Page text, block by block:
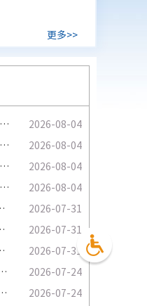
更多>>
2026-08-04
2026-08-04
2026-08-04
2026-08-04
2026-07-31
2026-07-31
2026-07-31
2026-07-24
2026-07-24